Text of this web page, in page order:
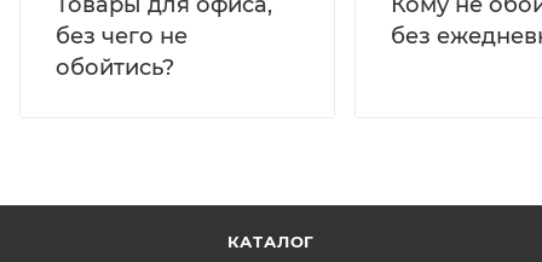
без чего не
обойтись?
без
КАТАЛОГ